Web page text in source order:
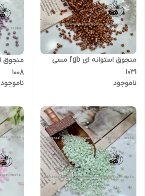
منجوق استوانه ای fgb مسی
۱۰۳۱
ناموجود
۱۰۰۸
ناموجود